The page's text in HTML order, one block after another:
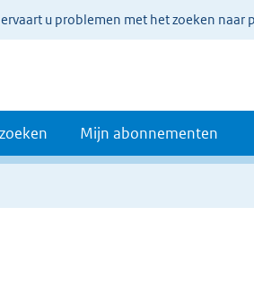
u problemen met het zoeken naar
Mijn abonnementen